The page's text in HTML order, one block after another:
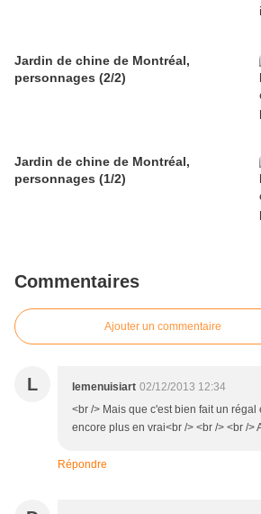
Jardin de chine de Montréal,
personnages (2/2)
Jardin de chine de Montréal,
personnages (1/2)
Commentaires
Ajouter un commentaire
L lemenuisiart 02/12/2013 12:34
<br /> Mais que c'est bien fait un régal
encore plus en vrai<br /> <br /> <br />
Répondre